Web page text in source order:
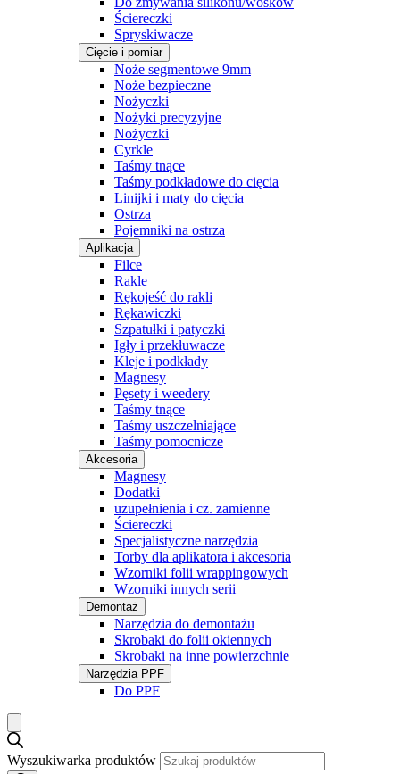
Ściereczki
Spryskiwacze
Cięcie i pomiar
Noże segmentowe 9mm
Noże bezpieczne
Nożyczki
Nożyki precyzyjne
Nożyczki
Cyrkle
Taśmy tnące
Taśmy podkładowe do cięcia
Linijki i maty do cięcia
Ostrza
Pojemniki na ostrza
Aplikacja
Filce
Rakle
Rękojeść do rakli
Rękawiczki
Szpatułki i patyczki
Igły i przekłuwacze
Kleje i podkłady
Magnesy
Pęsety i weedery
Taśmy tnące
Taśmy uszczelniające
Taśmy pomocnicze
Akcesoria
Magnesy
Dodatki
uzupełnienia i cz. zamienne
Ściereczki
Specjalistyczne narzędzia
Torby dla aplikatora i akcesoria
Wzorniki folii wrappingowych
Wzorniki innych serii
Demontaż
Narzędzia do demontażu
Skrobaki do folii okiennych
Skrobaki na inne powierzchnie
Narzędzia PPF
Do PPF
Wyszukiwarka produktów